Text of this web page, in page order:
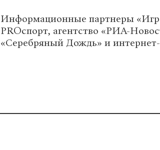
Информационные партнеры
PROспорт, агентство «РИА-
«Серебряный Дождь» и